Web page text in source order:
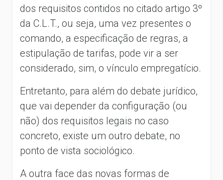
dos requisitos contidos no citado artigo 3º
da C.L.T., ou seja, uma vez presentes o
comando, a especificação de regras, a
estipulação de tarifas, pode vir a ser
considerado, sim, o vínculo empregatício.
Entretanto, para além do debate jurídico,
que vai depender da configuração (ou
não) dos requisitos legais no caso
concreto, existe um outro debate, no
ponto de vista sociológico.
A outra face das novas formas de